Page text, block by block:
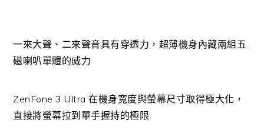
一來大聲、二來聲音具有穿透力，超薄機身內藏兩組五
磁喇叭單體的威力
ZenFone 3 Ultra 在機身寬度與螢幕尺寸取得極大化，
直接將螢幕拉到單手握持的極限